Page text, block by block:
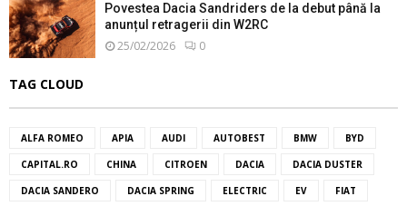
Povestea Dacia Sandriders de la debut până la
anunțul retragerii din W2RC
25/02/2026 0
TAG CLOUD
ALFA ROMEO APIA AUDI AUTOBEST BMW BYD
CAPITAL.RO CHINA CITROEN DACIA DACIA DUSTER
DACIA SANDERO DACIA SPRING ELECTRIC EV FIAT